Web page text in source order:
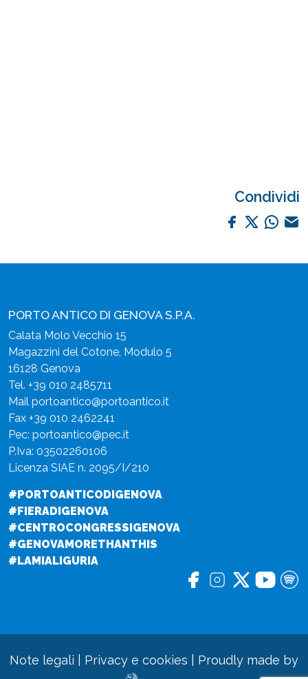
Condividi
PORTO ANTICO DI GENOVA S.P.A.
Calata Molo Vecchio 15
Magazzini del Cotone, Modulo 5
16128 Genova
Tel. +39 010 2485711
Mail portoantico@portoantico.it
Fax +39 010 2462241
Pec: portoantico@pec.it
P.Iva: 03502260106
Licenza SIAE n. 2095/I/210
#PORTOANTICODIGENOVA
#FIERADIGENOVA
#CENTROCONGRESSIGENOVA
#GENOVAMORETHANTHIS
#LAMIALIGURIA
Note legali Privacy e cookies Proudly made by